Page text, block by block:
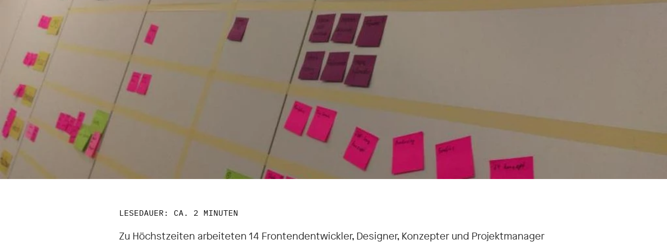
LESEDAUER: CA. 2 MINUTEN
Zu Höchstzeiten arbeiteten 14 Frontendentwickler, Designer, Konzepter und Projektmanager